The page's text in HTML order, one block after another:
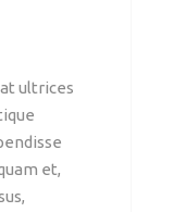
ultrices
et,